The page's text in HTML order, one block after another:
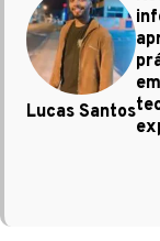
Lucas Santos